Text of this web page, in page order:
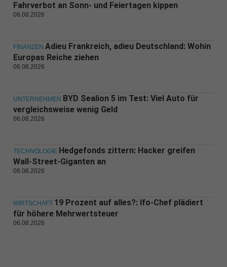
Fahrverbot an Sonn- und Feiertagen kippen
06.08.2026
FINANZEN Adieu Frankreich, adieu Deutschland: Wohin
Europas Reiche ziehen
06.08.2026
UNTERNEHMEN BYD Sealion 5 im Test: Viel Auto für
vergleichsweise wenig Geld
06.08.2026
TECHNOLOGIE Hedgefonds zittern: Hacker greifen
Wall-Street-Giganten an
06.08.2026
WIRTSCHAFT 19 Prozent auf alles?: Ifo-Chef plädiert
für höhere Mehrwertsteuer
06.08.2026